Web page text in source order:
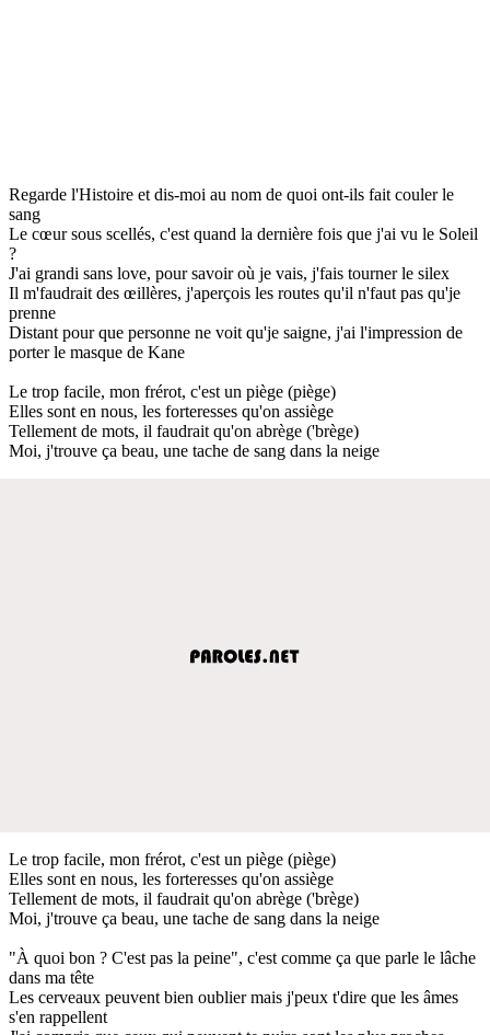
Regarde l'Histoire et dis-moi au nom de quoi ont-ils fait couler le
sang
Le cœur sous scellés, c'est quand la dernière fois que j'ai vu le Soleil
?
J'ai grandi sans love, pour savoir où je vais, j'fais tourner le silex
Il m'faudrait des œillères, j'aperçois les routes qu'il n'faut pas qu'je
prenne
Distant pour que personne ne voit qu'je saigne, j'ai l'impression de
porter le masque de Kane
Le trop facile, mon frérot, c'est un piège (piège)
Elles sont en nous, les forteresses qu'on assiège
Tellement de mots, il faudrait qu'on abrège ('brège)
Moi, j'trouve ça beau, une tache de sang dans la neige
Le trop facile, mon frérot, c'est un piège (piège)
Elles sont en nous, les forteresses qu'on assiège
Tellement de mots, il faudrait qu'on abrège ('brège)
Moi, j'trouve ça beau, une tache de sang dans la neige
"À quoi bon ? C'est pas la peine", c'est comme ça que parle le lâche
dans ma tête
Les cerveaux peuvent bien oublier mais j'peux t'dire que les âmes
s'en rappellent